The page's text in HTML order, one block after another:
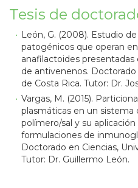
Tesis de
León, G. (2008). Estudio
patogénicos que operan
anafilactoides
de antivenenos. Doctorado
de Costa Rica. Tutor: Dr.
Vargas, M. (2015).
plasmáticas en un sistema
polímero/sal y su
formulaciones de
Doctorado en Ciencias,
Tutor: Dr. Guillermo León.